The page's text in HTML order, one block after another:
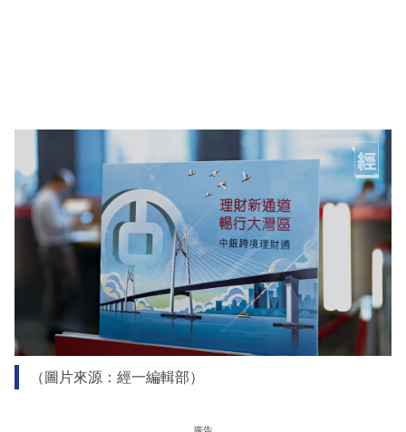
（圖片來源：經一編輯部）